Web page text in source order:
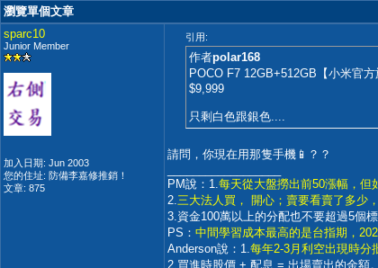
瀏覽單個文章
sparc10
Junior Member
加入日期: Jun 2003
您的住址: 防備李嘉修推銷！
文章: 875
引用:
作者polar168
POCO F7 12GB+512GB【小米官
$9,999
只剩白色跟銀色....
請問，你現在用那隻手機📱？？
PM說：1.每天從大盤撈出前50漲幅，但
2.三大法人買， 開心；賣要看賣了多少
3.資金100萬以上的分配也不要超過5個
PS： 中間學習成本最高的是台指期，
Anderson說：1.每年2-3月利空出現時分
2.買進時股價 + 配息 = 出場賣出的金額